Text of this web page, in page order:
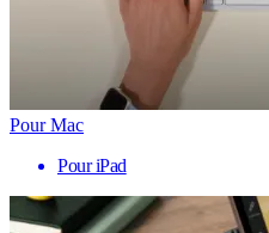
Pour Mac
Pour iPad